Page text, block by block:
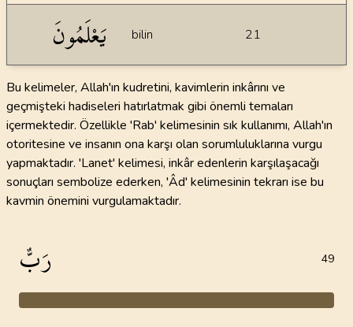
يَعْلَمُونَ bilin 21
Bu kelimeler, Allah'ın kudretini, kavimlerin inkârını ve
geçmişteki hadiseleri hatırlatmak gibi önemli temaları
içermektedir. Özellikle 'Rab' kelimesinin sık kullanımı, Allah'ın
otoritesine ve insanın ona karşı olan sorumluluklarına vurgu
yapmaktadır. 'Lanet' kelimesi, inkâr edenlerin karşılaşacağı
sonuçları sembolize ederken, 'Âd' kelimesinin tekrarı ise bu
kavmin önemini vurgulamaktadır.
رَبٌّ 49